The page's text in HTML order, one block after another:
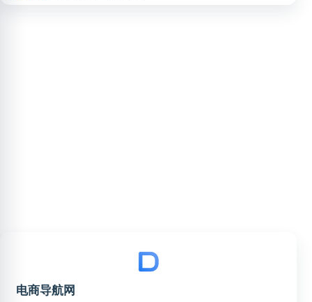
电商导航网